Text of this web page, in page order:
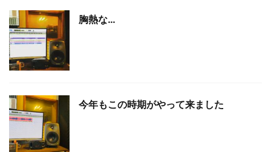
胸熱な…
今年もこの時期がやって来ました